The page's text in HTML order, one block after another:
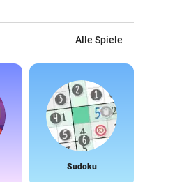
Alle Spiele
Sudoku